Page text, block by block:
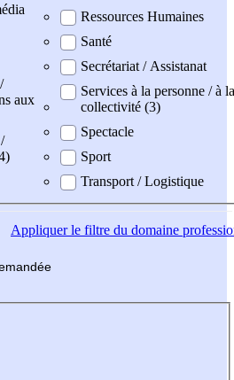
aux
Ressources Humaines
Santé
Secrétariat / Assistanat
Services à la personne / à la
collectivité (3)
Spectacle
Sport
Transport / Logistique
Appliquerle filtre du domaine